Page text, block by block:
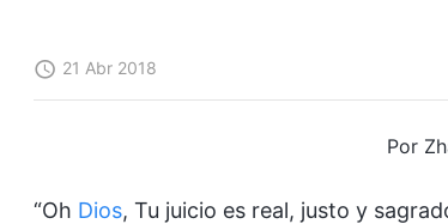
21 Abr 2018
Por
“Oh Dios, Tu juicio es real, justo y